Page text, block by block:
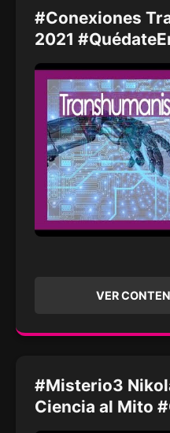
#Conexiones
2021
VER
#Misterio3
Ciencia al Mito